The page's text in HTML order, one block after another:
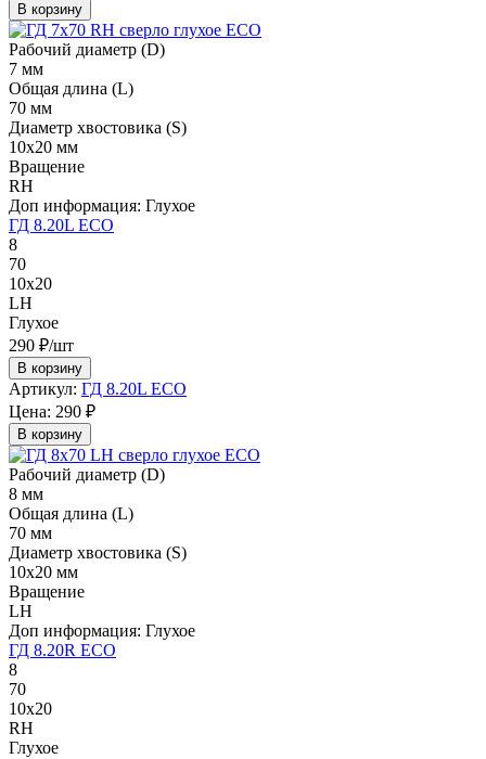
В корзину
Рабочий диаметр (D)
7 мм
Общая длина (L)
70 мм
Диаметр хвостовика (S)
10х20 мм
Вращение
RH
Доп информация: Глухое
ГД 8.20L ECO
8
70
10х20
LH
Глухое
290 ₽/шт
В корзину
Артикул: ГД 8.20L ECO
Цена: 290 ₽
В корзину
Рабочий диаметр (D)
8 мм
Общая длина (L)
70 мм
Диаметр хвостовика (S)
10х20 мм
Вращение
LH
Доп информация: Глухое
ГД 8.20R ECO
8
70
10х20
RH
Глухое